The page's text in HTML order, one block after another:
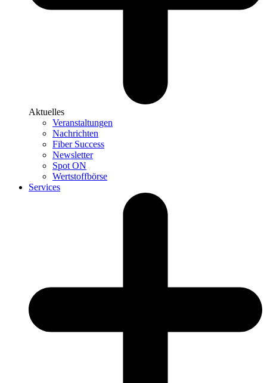
Aktuelles
Veranstaltungen
Nachrichten
Fiber Success
Newsletter
Spot ON
Wertstoffbörse
Services